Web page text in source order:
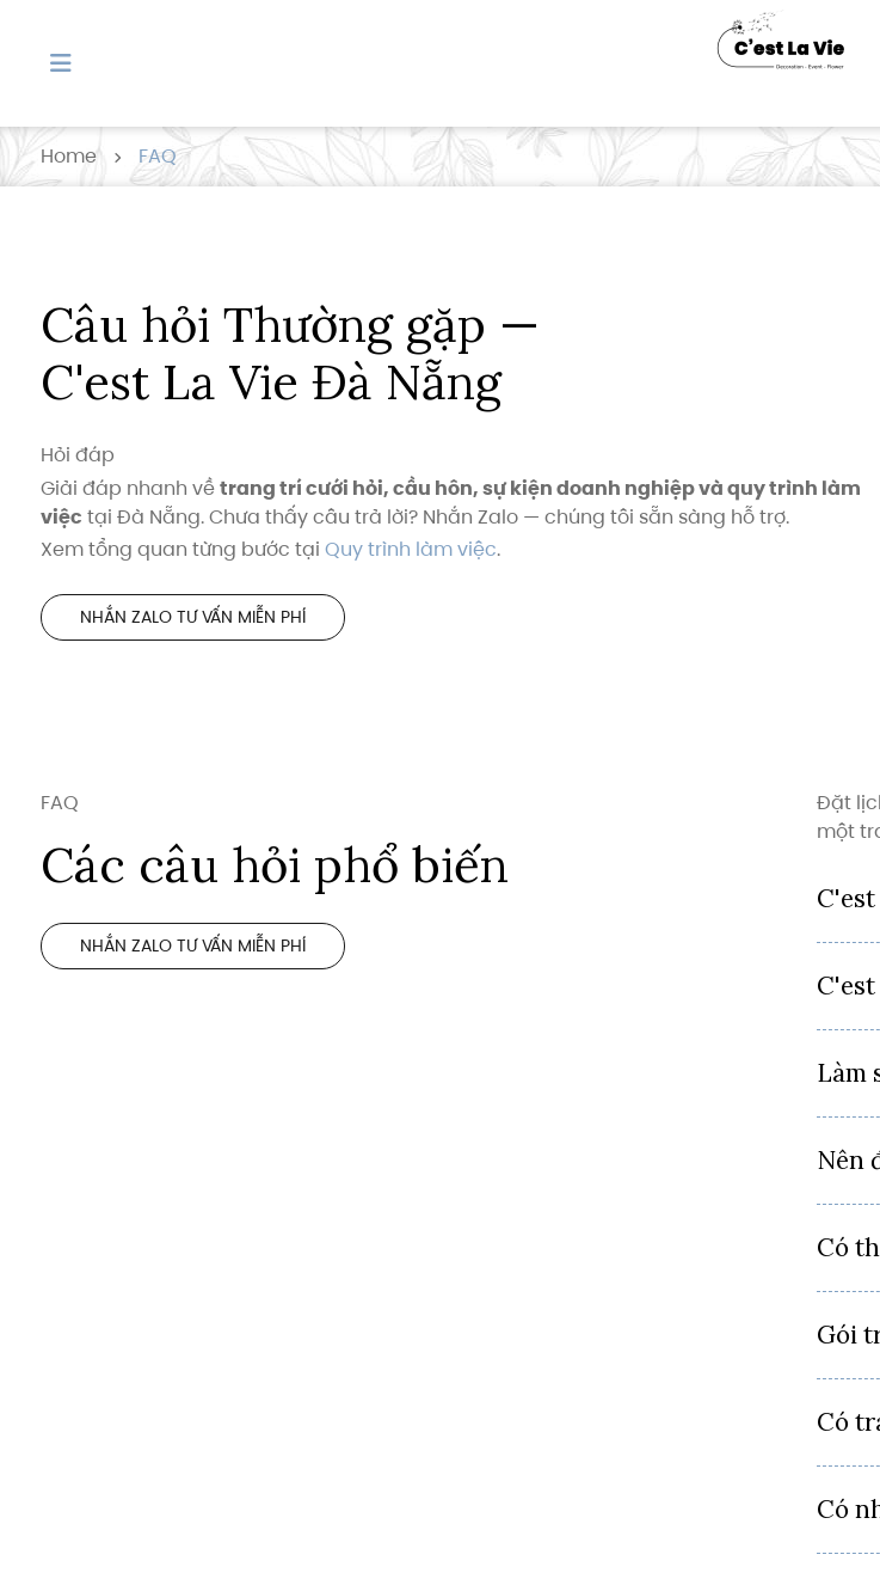
Home FAQ
Câu hỏi Thường gặp —
C'est La Vie Đà Nẵng
Hỏi đáp
Giải đáp nhanh vềtrang trí cưới hỏi, cầu hôn, sự kiện doanh nghiệp và quy trình làm
việc tại Đà Nẵng. Chưa thấy câu trả lời? Nhắn Zalo — chúng tôi sẵn sàng hỗ trợ.
Xem tổng quan từng bước tại Quy trình làm việc.
NHẮN ZALO TƯ VẤN MIỄN PHÍ
FAQ
Các câu hỏi phổ biến
NHẮN ZALO TƯ VẤN MIỄN PHÍ
Đặt
một
Làm
Nên
Có
Gói
Có
Có